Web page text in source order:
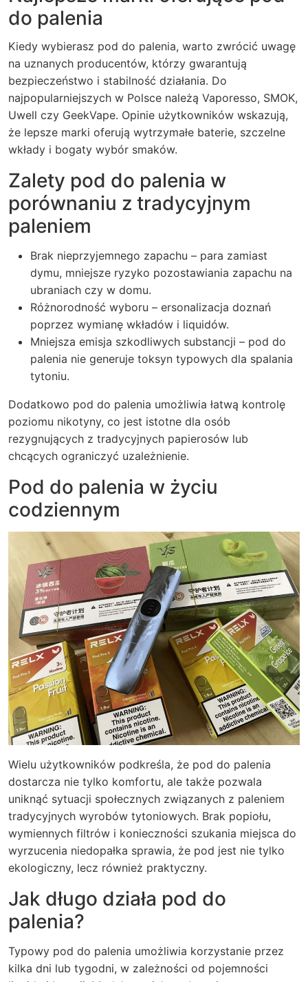
do palenia
Kiedy wybierasz pod do palenia, warto zwrócić uwagę
na uznanych producentów, którzy gwarantują
bezpieczeństwo i stabilność działania. Do
najpopularniejszych w Polsce należą Vaporesso, SMOK,
Uwell czy GeekVape. Opinie użytkowników wskazują,
że lepsze marki oferują wytrzymałe baterie, szczelne
wkłady i bogaty wybór smaków.
Zalety pod do palenia w
porównaniu z tradycyjnym
paleniem
Brak nieprzyjemnego zapachu – para zamiast
dymu, mniejsze ryzyko pozostawiania zapachu na
ubraniach czy w domu.
Różnorodność wyboru – ersonalizacja doznań
poprzez wymianę wkładów i liquidów.
Mniejsza emisja szkodliwych substancji – pod do
palenia nie generuje toksyn typowych dla spalania
tytoniu.
Dodatkowo pod do palenia umożliwia łatwą kontrolę
poziomu nikotyny, co jest istotne dla osób
rezygnujących z tradycyjnych papierosów lub
chcących ograniczyć uzależnienie.
Pod do palenia w życiu
codziennym
Wielu użytkowników podkreśla, że pod do palenia
dostarcza nie tylko komfortu, ale także pozwala
uniknąć sytuacji społecznych związanych z paleniem
tradycyjnych wyrobów tytoniowych. Brak popiołu,
wymiennych filtrów i konieczności szukania miejsca do
wyrzucenia niedopałka sprawia, że pod jest nie tylko
ekologiczny, lecz również praktyczny.
Jak długo działa pod do
palenia?
Typowy pod do palenia umożliwia korzystanie przez
kilka dni lub tygodni, w zależności od pojemności